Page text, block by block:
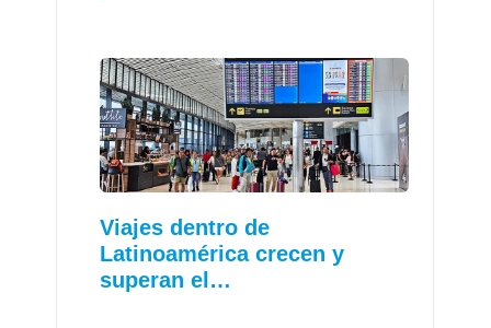
Viajes dentro de
Latinoamérica crecen y
superan el…